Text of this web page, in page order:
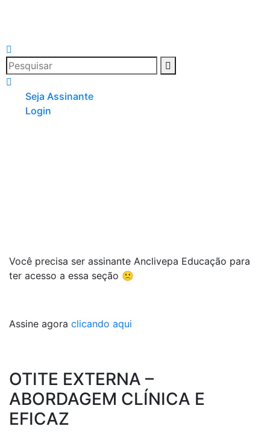
Seja Assinante
Login
Você precisa ser assinante Anclivepa Educação para
ter acesso a essa seção 🙁
Assine agora clicando aqui
OTITE EXTERNA –
ABORDAGEM CLÍNICA E
EFICAZ